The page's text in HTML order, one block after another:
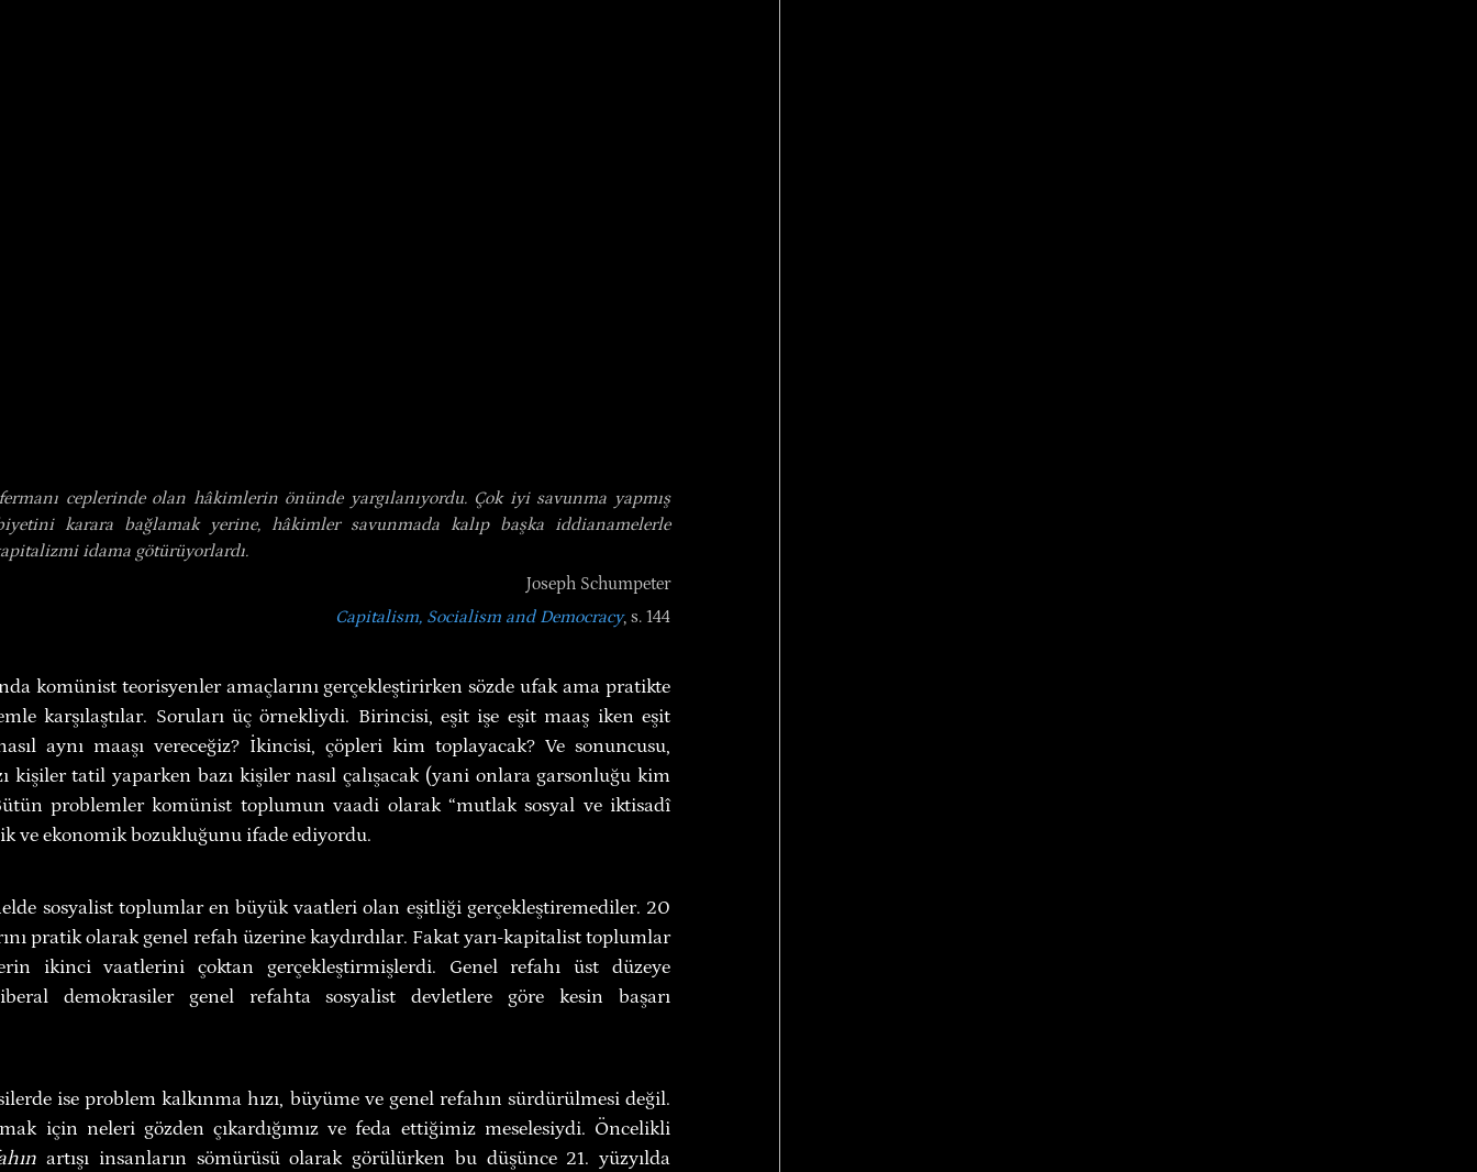
ceplerinde olan hâkimlerin önünde yargılanıyordu. Çok iyi savunma yapmış
karara bağlamak yerine, hâkimler savunmada kalıp başka iddianamelerle
idama götürüyorlardı.
Joseph Schumpeter
Capitalism, Socialism and Democracy, s. 144
komünist teorisyenler amaçlarını gerçekleştirirken sözde ufak ama pratikte
karşılaştılar. Soruları üç örnekliydi. Birincisi, eşit işe eşit maaş iken eşit
aynı maaşı vereceğiz? İkincisi, çöpleri kim toplayacak? Ve sonuncusu,
kişiler tatil yaparken bazı kişiler nasıl çalışacak (yani onlara garsonluğu kim
problemler komünist toplumun vaadi olarak “mutlak sosyal ve iktisadî
ve ekonomik bozukluğunu ifade ediyordu.
sosyalist toplumlar en büyük vaatleri olan eşitliği gerçekleştiremediler. 20
pratik olarak genel refah üzerine kaydırdılar. Fakat yarı-kapitalist toplumlar
ikinci vaatlerini çoktan gerçekleştirmişlerdi. Genel refahı üst düzeye
demokrasiler genel refahta sosyalist devletlere göre kesin başarı
ise problem kalkınma hızı, büyüme ve genel refahın sürdürülmesi değil.
için neleri gözden çıkardığımız ve feda ettiğimiz meselesiydi. Öncelikli
artışı insanların sömürüsü olarak görülürken bu düşünce 21. yüzyılda